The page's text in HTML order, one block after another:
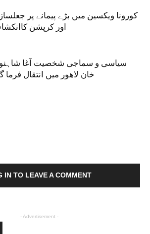
کورونا ویکسین میں بڑے پیمانے پر
اور کرپشن
سیاسی و سماجی شخصیت آغا
خان لاھور میں انتقال فرما
IN TO LEAVE A COMMENT
- Advertisement -